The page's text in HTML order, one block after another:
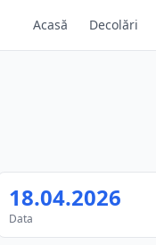
Acasă Decolări
18.04.2026
Data